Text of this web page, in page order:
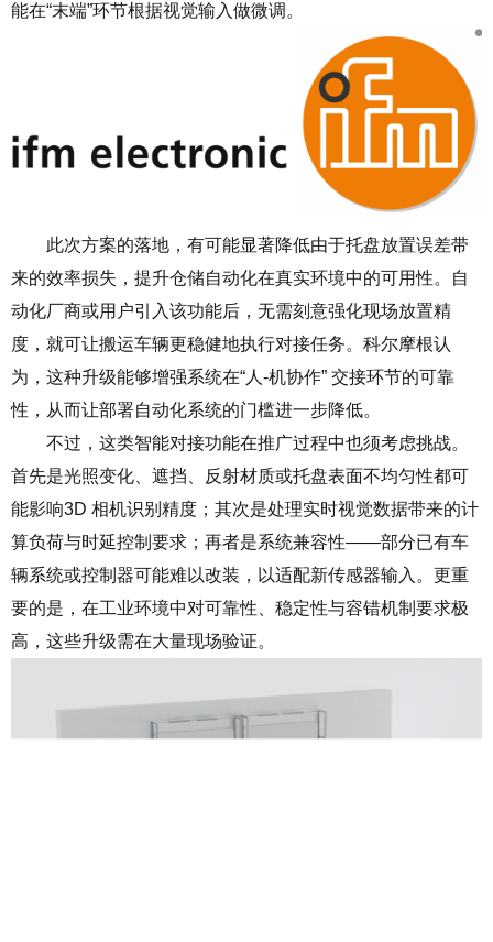
能在“末端”环节根据视觉输入做微调。
此次方案的落地，有可能显著降低由于托盘放置误差带
来的效率损失，提升仓储自动化在真实环境中的可用性。自
动化厂商或用户引入该功能后，无需刻意强化现场放置精
度，就可让搬运车辆更稳健地执行对接任务。科尔摩根认
为，这种升级能够增强系统在“人 -机协作” 交接环节的可靠
性，从而让部署自动化系统的门槛进一步降低。
不过，这类智能对接功能在推广过程中也须考虑挑战。
首先是光照变化、遮挡、反射材质或托盘表面不均匀性都可
能影响3D 相机识别精度；其次是处理实时视觉数据带来的计
算负荷与时延控制要求；再者是系统兼容性——部分已有车
辆系统或控制器可能难以改装，以适配新传感器输入。更重
要的是，在工业环境中对可靠性、稳定性与容错机制要求极
高，这些升级需在大量现场验证。